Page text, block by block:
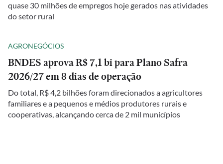
quase 30 milhões de empregos hoje gerados nas atividades
do setor rural
AGRONEGÓCIOS
BNDES aprova R$ 7,1 bi para Plano Safra
2026/27 em 8 dias de operação
Do total, R$ 4,2 bilhões foram direcionados a agricultores
familiares e a pequenos e médios produtores rurais e
cooperativas, alcançando cerca de 2 mil municípios